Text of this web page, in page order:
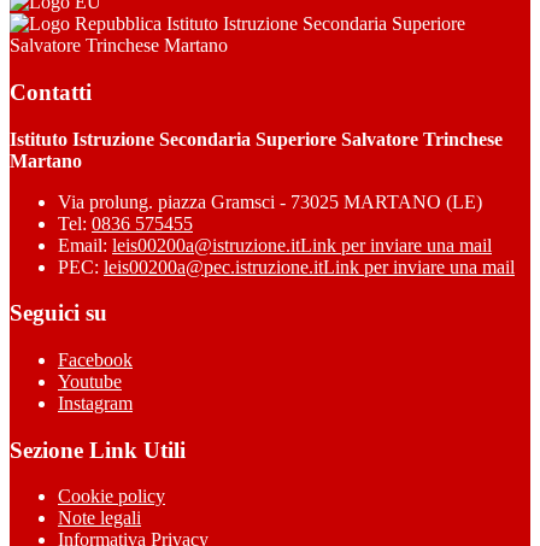
Istituto Istruzione Secondaria Superiore
Salvatore Trinchese Martano
Contatti
Istituto Istruzione Secondaria Superiore Salvatore Trinchese
Martano
Via prolung. piazza Gramsci - 73025 MARTANO (LE)
Tel: 0836 575455
Email: leis00200a@istruzione.itLink per inviare una mail
PEC: leis00200a@pec.istruzione.itLink per inviare una mail
Seguici su
Facebook
Youtube
Instagram
Sezione Link Utili
Cookie policy
Note legali
Informativa Privacy